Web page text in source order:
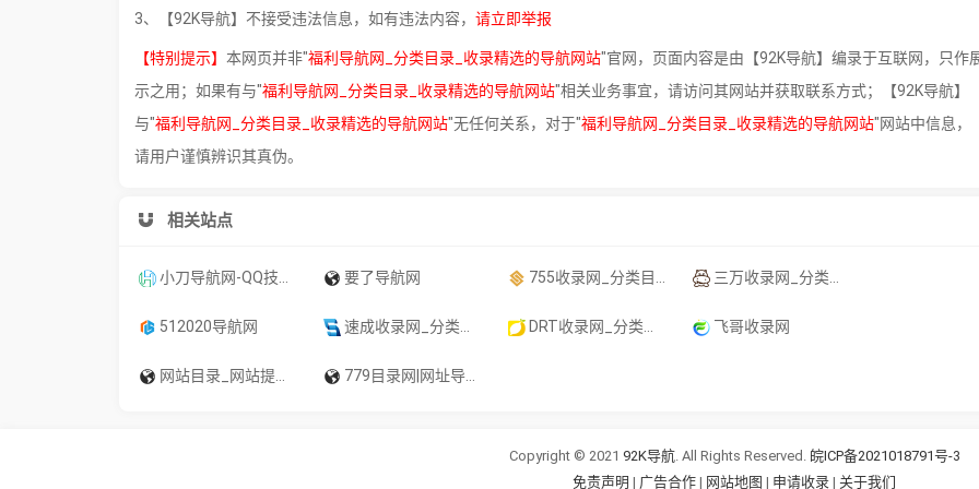
3、【92K导航】不接受违法信息，如有违法内容， 请立即举报
【特别提示】 本网页并非"福利导航网_分类目录_收录精选的导航网站"官网，页面内容是由【92K导航】编录于互联网，只作
示之用；如果有与"福利导航网_分类目录_收录精选的导航网站"相关业务事宜，请访问其网站并获取联系方式；【92K导航】
与"福利导航网_分类目录_收录精选的导航网站"无任何关系，对于"福利导航网_分类目录_收录精选的导航网站"网站中信息，
请用户谨慎辨识其真伪。
相关站点
小刀导航网-QQ技术导航,学习技术和找AI资源网从小刀导航网开始！ 要了导航网 755收录网_分类目录网_免费网站目录_网站收录_网址提交_免费收录网站 三万收录网_分类目录网_免费网站目录_网站收录_网址提交_免费收录网站
512020导航网 速成收录网_分类目录网_免费网站目录_网站收录_网址提交_免费收录网站 DRT收录网_分类目录网_免费网站目录_网站收录_网址提交_免费收录网站 飞哥收录网
网站目录_网站提交_目录提交_免费开放目录_童话村分类目录官网 779目录网|网址导航分类网站目录|自助网址提交自动收录-779目录网,自助上链,百度收录,网站目录,网址导航,SEO查询,自动收录网站,分类目录,外链提交
Copyright © 2021 92K导航. All Rights Reserved. 皖ICP备2021018791号-3
免责声明 | 广告合作 | 网站地图 | 申请收录 | 关于我们